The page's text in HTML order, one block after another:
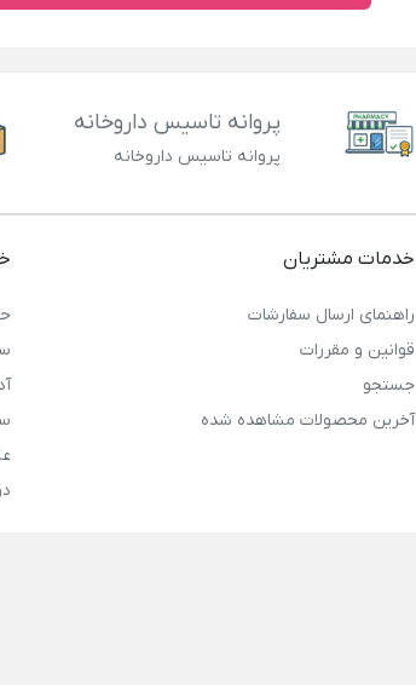
پروانه تاسیس داروخانه
پروانه تاسیس داروخانه
خدمات مشتریان
راهنمای ارسال سفارشات
قوانین و مقررات
جستجو
آخرین محصولات مشاهده شده